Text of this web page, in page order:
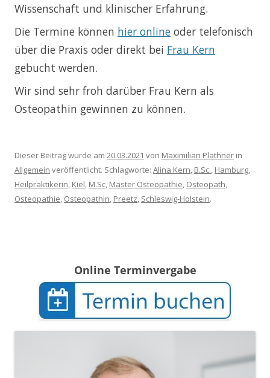
Wissenschaft und klinischer Erfahrung.
Die Termine können hier online oder telefonisch
über die Praxis oder direkt bei Frau Kern
gebucht werden.
Wir sind sehr froh darüber Frau Kern als
Osteopathin gewinnen zu können.
Dieser Beitrag wurde am 20.03.2021 von Maximilian Plathner in
Allgemein veröffentlicht. Schlagworte: Alina Kern, B.Sc., Hamburg,
Heilpraktikerin, Kiel, M.Sc, Master Osteopathie, Osteopath,
Osteopathie, Osteopathin, Preetz, Schleswig-Holstein.
Online Terminvergabe